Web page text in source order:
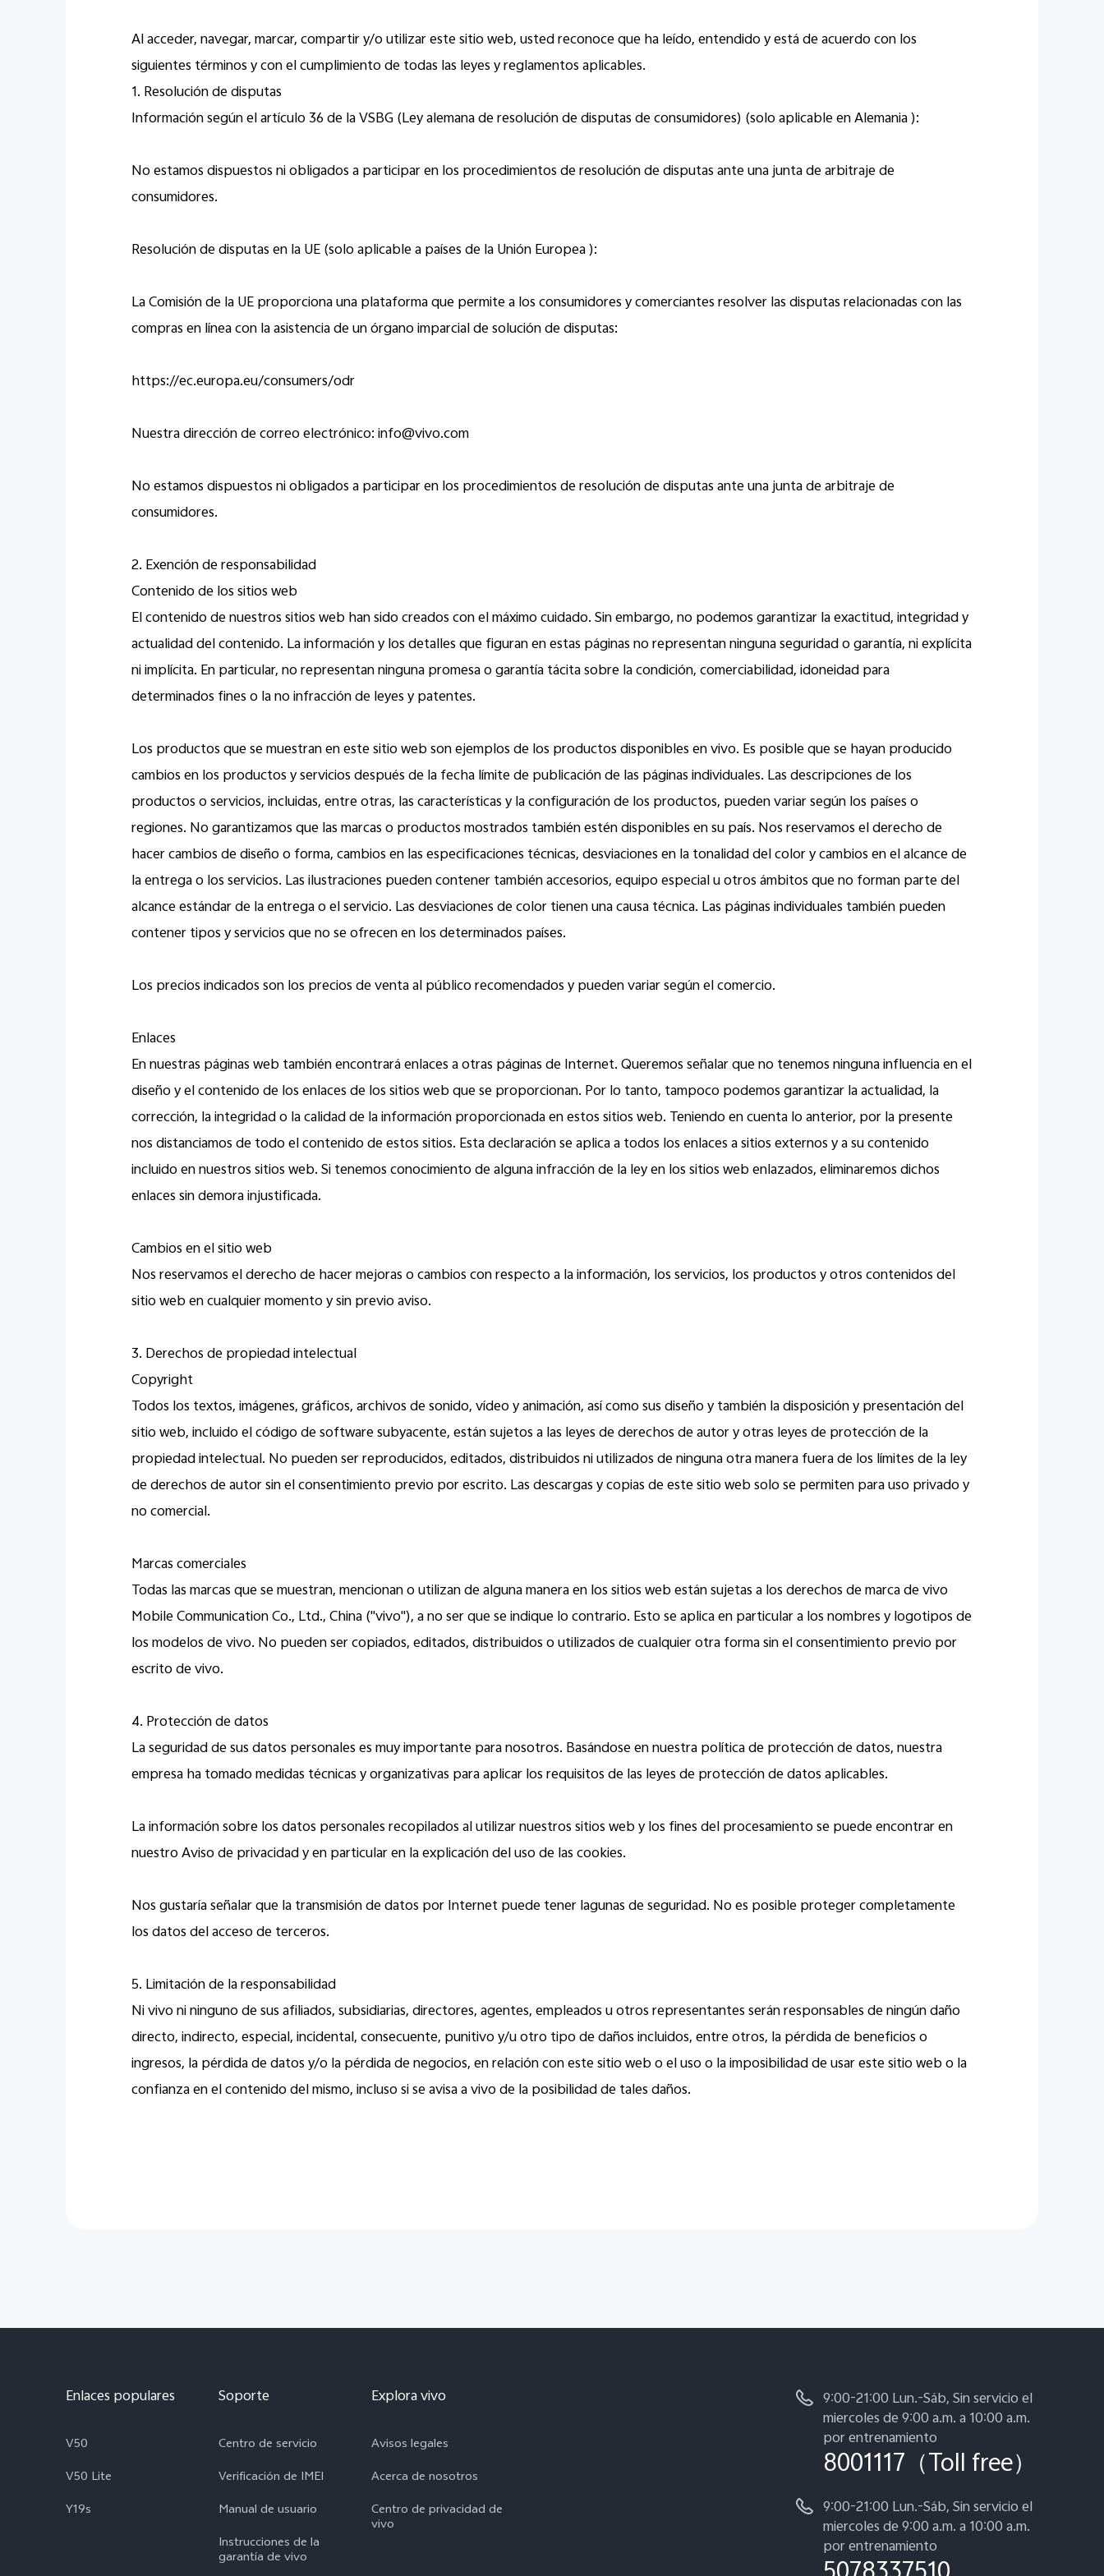
Al acceder, navegar, marcar, compartir y/o utilizar este sitio web, usted reconoce que ha leído, entendido y está de acuerdo con los
siguientes términos y con el cumplimiento de todas las leyes y reglamentos aplicables.
1. Resolución de disputas
Información según el artículo 36 de la VSBG (Ley alemana de resolución de disputas de consumidores) (solo aplicable en Alemania ):
No estamos dispuestos ni obligados a participar en los procedimientos de resolución de disputas ante una junta de arbitraje de
consumidores.
Resolución de disputas en la UE (solo aplicable a países de la Unión Europea ):
La Comisión de la UE proporciona una plataforma que permite a los consumidores y comerciantes resolver las disputas relacionadas con las
compras en línea con la asistencia de un órgano imparcial de solución de disputas:
https://ec.europa.eu/consumers/odr
Nuestra dirección de correo electrónico: info@vivo.com
No estamos dispuestos ni obligados a participar en los procedimientos de resolución de disputas ante una junta de arbitraje de
consumidores.
2. Exención de responsabilidad
Contenido de los sitios web
El contenido de nuestros sitios web han sido creados con el máximo cuidado. Sin embargo, no podemos garantizar la exactitud, integridad y
actualidad del contenido. La información y los detalles que figuran en estas páginas no representan ninguna seguridad o garantía, ni explícita
ni implícita. En particular, no representan ninguna promesa o garantía tácita sobre la condición, comerciabilidad, idoneidad para
determinados fines o la no infracción de leyes y patentes.
Los productos que se muestran en este sitio web son ejemplos de los productos disponibles en vivo. Es posible que se hayan producido
cambios en los productos y servicios después de la fecha límite de publicación de las páginas individuales. Las descripciones de los
productos o servicios, incluidas, entre otras, las características y la configuración de los productos, pueden variar según los países o
regiones. No garantizamos que las marcas o productos mostrados también estén disponibles en su país. Nos reservamos el derecho de
hacer cambios de diseño o forma, cambios en las especificaciones técnicas, desviaciones en la tonalidad del color y cambios en el alcance de
la entrega o los servicios. Las ilustraciones pueden contener también accesorios, equipo especial u otros ámbitos que no forman parte del
alcance estándar de la entrega o el servicio. Las desviaciones de color tienen una causa técnica. Las páginas individuales también pueden
contener tipos y servicios que no se ofrecen en los determinados países.
Los precios indicados son los precios de venta al público recomendados y pueden variar según el comercio.
Enlaces
En nuestras páginas web también encontrará enlaces a otras páginas de Internet. Queremos señalar que no tenemos ninguna influencia en el
diseño y el contenido de los enlaces de los sitios web que se proporcionan. Por lo tanto, tampoco podemos garantizar la actualidad, la
corrección, la integridad o la calidad de la información proporcionada en estos sitios web. Teniendo en cuenta lo anterior, por la presente
nos distanciamos de todo el contenido de estos sitios. Esta declaración se aplica a todos los enlaces a sitios externos y a su contenido
incluido en nuestros sitios web. Si tenemos conocimiento de alguna infracción de la ley en los sitios web enlazados, eliminaremos dichos
enlaces sin demora injustificada.
Cambios en el sitio web
Nos reservamos el derecho de hacer mejoras o cambios con respecto a la información, los servicios, los productos y otros contenidos del
sitio web en cualquier momento y sin previo aviso.
3. Derechos de propiedad intelectual
Copyright
Todos los textos, imágenes, gráficos, archivos de sonido, vídeo y animación, así como sus diseño y también la disposición y presentación del
sitio web, incluido el código de software subyacente, están sujetos a las leyes de derechos de autor y otras leyes de protección de la
propiedad intelectual. No pueden ser reproducidos, editados, distribuidos ni utilizados de ninguna otra manera fuera de los límites de la ley
de derechos de autor sin el consentimiento previo por escrito. Las descargas y copias de este sitio web solo se permiten para uso privado y
no comercial.
Marcas comerciales
Todas las marcas que se muestran, mencionan o utilizan de alguna manera en los sitios web están sujetas a los derechos de marca de vivo
Mobile Communication Co., Ltd., China ("vivo"), a no ser que se indique lo contrario. Esto se aplica en particular a los nombres y logotipos de
los modelos de vivo. No pueden ser copiados, editados, distribuidos o utilizados de cualquier otra forma sin el consentimiento previo por
escrito de vivo.
4. Protección de datos
La seguridad de sus datos personales es muy importante para nosotros. Basándose en nuestra política de protección de datos, nuestra
empresa ha tomado medidas técnicas y organizativas para aplicar los requisitos de las leyes de protección de datos aplicables.
La información sobre los datos personales recopilados al utilizar nuestros sitios web y los fines del procesamiento se puede encontrar en
nuestro Aviso de privacidad y en particular en la explicación del uso de las cookies.
Nos gustaría señalar que la transmisión de datos por Internet puede tener lagunas de seguridad. No es posible proteger completamente
los datos del acceso de terceros.
5. Limitación de la responsabilidad
Ni vivo ni ninguno de sus afiliados, subsidiarias, directores, agentes, empleados u otros representantes serán responsables de ningún daño
directo, indirecto, especial, incidental, consecuente, punitivo y/u otro tipo de daños incluidos, entre otros, la pérdida de beneficios o
ingresos, la pérdida de datos y/o la pérdida de negocios, en relación con este sitio web o el uso o la imposibilidad de usar este sitio web o la
confianza en el contenido del mismo, incluso si se avisa a vivo de la posibilidad de tales daños.
Enlaces populares
V50
V50 Lite
Y19s
Soporte
Centro de servicio
Verificación de IMEI
Manual de usuario
Instrucciones de la
garantía de vivo
Explora vivo
Avisos legales
Acerca de nosotros
Centro de privacidad de
vivo
9:00-21:00 Lun.-Sáb, Sin servicio el
miercoles de 9:00 a.m. a 10:00 a.m.
por entrenamiento
8001117（Toll free）
9:00-21:00 Lun.-Sáb, Sin servicio el
miercoles de 9:00 a.m. a 10:00 a.m.
por entrenamiento